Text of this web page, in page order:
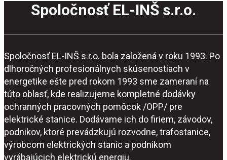
Spoločnosť EL-INŠ s.r.o.
Spoločnosť EL-INŠ s.r.o. bola založená v roku 1993. Po
dlhoročných profesionálnych skúsenostiach v
energetike ešte pred rokom 1993 sme zameraní na
túto oblasť, kde realizujeme kompletné dodávky
ochranných pracovných pomôcok /OPP/ pre
elektrické stanice. Dodávame ich do firiem, závodov,
podnikov, ktoré prevádzkujú rozvodne, trafostanice,
výrobcom elektrických staníc a podnikom
vyrábajúcich elektrickú energiu.